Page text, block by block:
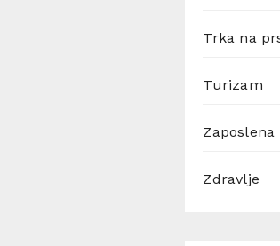
Trka na
Turizam
Zdravlje